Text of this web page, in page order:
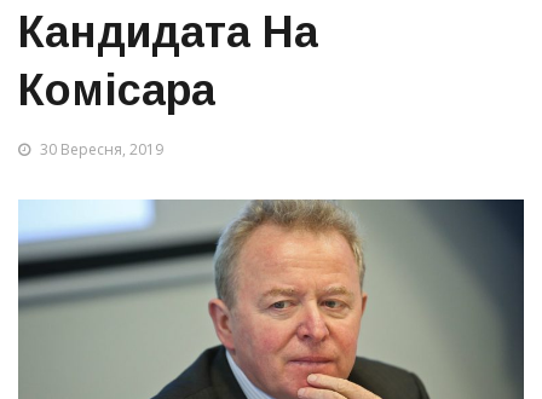
Кандидата На
Комісара
30 Вересня, 2019